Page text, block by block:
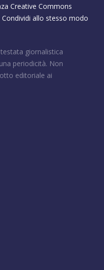
Creative Commons
allo stesso modo
giornalistica
periodicità. Non
editoriale ai